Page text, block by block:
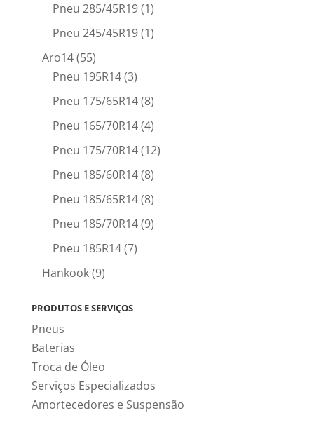
Pneu 285/45R19(1)
Pneu 245/45R19(1)
Aro14(55)
Pneu 195R14(3)
Pneu 175/65R14(8)
Pneu 165/70R14(4)
Pneu 175/70R14(12)
Pneu 185/60R14(8)
Pneu 185/65R14(8)
Pneu 185/70R14(9)
Pneu 185R14(7)
Hankook(9)
PRODUTOS E SERVIÇOS
Pneus
Baterias
Troca de Óleo
Serviços Especializados
Amortecedores e Suspensão